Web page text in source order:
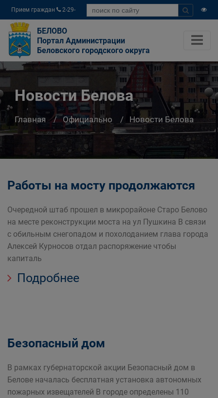
Прием граждан
2-29-
04
БЕЛОВО
Портал Администрации
Беловского городского округа
Новости Белова
Главная Официально Новости Белова
Работы на мосту продолжаются
Очередной штаб прошел в микрорайоне Старо Белово
на месте реконструкции моста на ул Пушкина В связи
с обильным снегопадом и похолоданием глава города
Алексей Курносов отдал распоряжение чтобы
капиталь
Подробнее
Безопасный дом
В рамках губернаторской акции Безопасный дом в
Белове началась бесплатная установка автономных
пожарных извещателей В городе определены 110